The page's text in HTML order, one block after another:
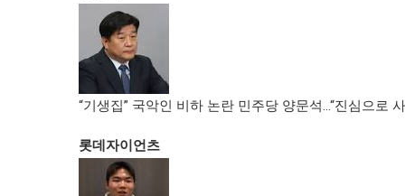
“기생집” 국악인 비하 논란 민주당 양문석…“진심으로
롯데자이언츠